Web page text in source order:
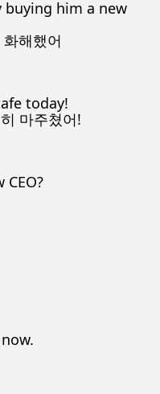
him a new
해했어
today!
마주쳤어!